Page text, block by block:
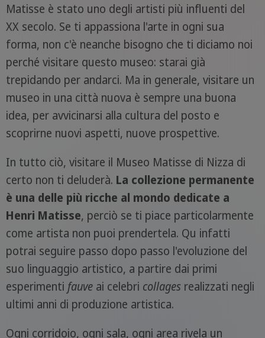
Matisse è stato uno degli artisti più influenti del
XX secolo. Se ti appassiona l'arte in ogni sua
forma, non c'è neanche bisogno che ti diciamo noi
perché visitare questo museo: starai già
trepidando per andarci. Ma in generale, visitare un
museo in una città nuova è sempre una buona
idea, per avvicinarsi alla cultura del posto e
scoprirne nuovi aspetti, nuove prospettive.
In tutto ciò, visitare il Museo Matisse di Nizza di
certo non ti deluderà. La collezione permanente
è una delle più ricche al mondo dedicate a
Henri Matisse, perciò se ti piace particolarmente
come artista non puoi prendertela. Qu infatti
potrai seguire passo dopo passo l'evoluzione del
suo linguaggio artistico, a partire dai primi
esperimenti fauveai celebri collagesrealizzati negli
ultimi anni di produzione artistica.
Ogni corridoio, ogni sala, ogni area rivela un